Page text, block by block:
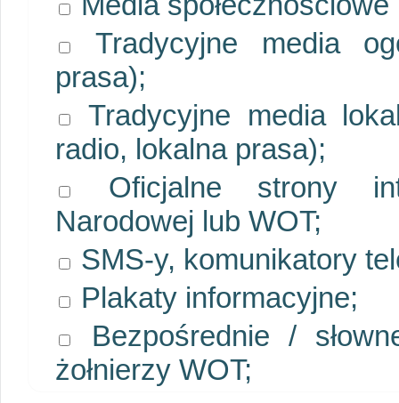
Tradycyjne media
prasa);
Tradycyjne media
radio, lokalna prasa);
Oficjalne strony
Narodowej lub WOT;
SMS-y, komunikatory
Plakaty informacyjne;
Bezpośrednie /
żołnierzy WOT;